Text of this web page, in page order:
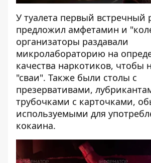
У туалета первый встречный
предложил амфетамин и
организаторы раздавали
микролабораторию на
качества наркотиков, чтобы
"сваи". Также были столы с
презервативами,
трубочками с карточками,
используемыми для
кокаина.